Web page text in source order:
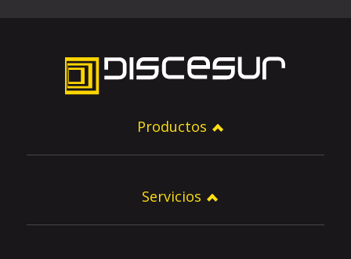
Productos
Servicios